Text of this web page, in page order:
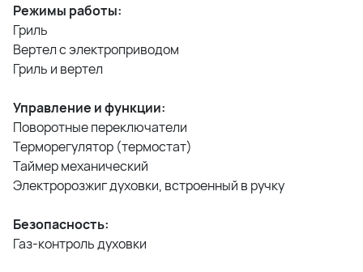
Режимы работы:
Гриль
Вертел с электроприводом
Гриль и вертел
Управление и функции:
Поворотные переключатели
Терморегулятор (термостат)
Таймер механический
Электророзжиг духовки, встроенный в ручку
Безопасность:
Газ-контроль духовки